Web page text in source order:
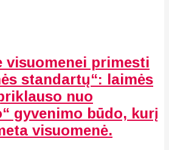
visuomenei primesti
standartų“: laimės
nuo
gyvenimo būdo, kurį
visuomenė.